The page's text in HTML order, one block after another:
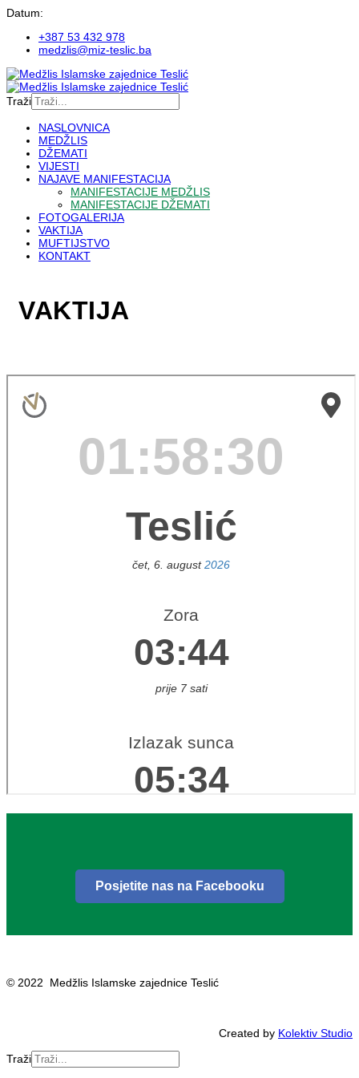
Datum:
+387 53 432 978
medzlis@miz-teslic.ba
Traži
NASLOVNICA
MEDŽLIS
DŽEMATI
VIJESTI
NAJAVE MANIFESTACIJA
MANIFESTACIJE MEDŽLIS
MANIFESTACIJE DŽEMATI
FOTOGALERIJA
VAKTIJA
MUFTIJSTVO
KONTAKT
VAKTIJA
Posjetite nas na Facebooku
© 2022 Medžlis Islamske zajednice Teslić
Created by Kolektiv Studio
Traži